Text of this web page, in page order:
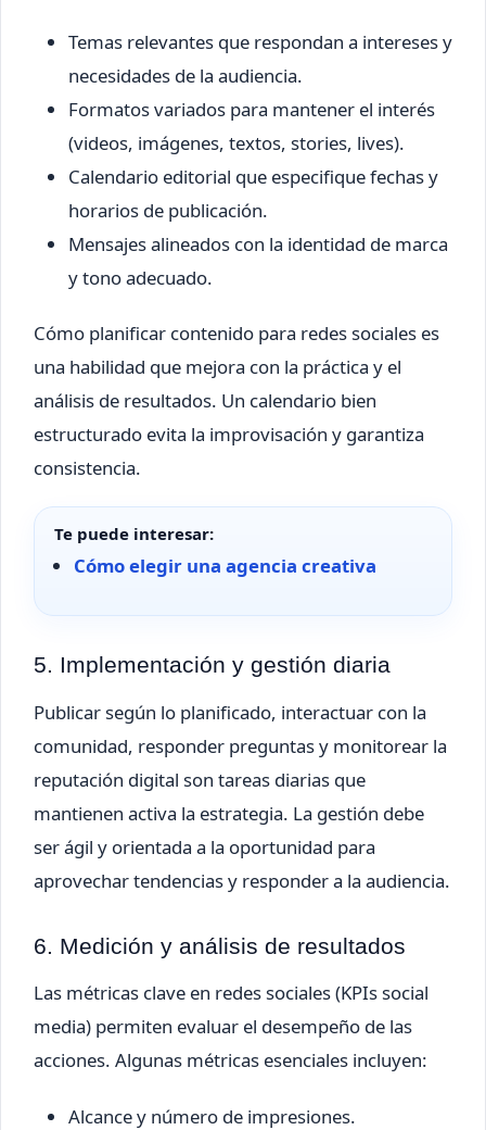
Temas relevantes que respondan a intereses y
necesidades de la audiencia.
Formatos variados para mantener el interés
(videos, imágenes, textos, stories, lives).
Calendario editorial que especifique fechas y
horarios de publicación.
Mensajes alineados con la identidad de marca
y tono adecuado.
Cómo planificar contenido para redes sociales es
una habilidad que mejora con la práctica y el
análisis de resultados. Un calendario bien
estructurado evita la improvisación y garantiza
consistencia.
Te puede interesar:
Cómo elegir una agencia creativa
5. Implementación y gestión diaria
Publicar según lo planificado, interactuar con la
comunidad, responder preguntas y monitorear la
reputación digital son tareas diarias que
mantienen activa la estrategia. La gestión debe
ser ágil y orientada a la oportunidad para
aprovechar tendencias y responder a la audiencia.
6. Medición y análisis de resultados
Las métricas clave en redes sociales (KPIs social
media) permiten evaluar el desempeño de las
acciones. Algunas métricas esenciales incluyen:
Alcance y número de impresiones.